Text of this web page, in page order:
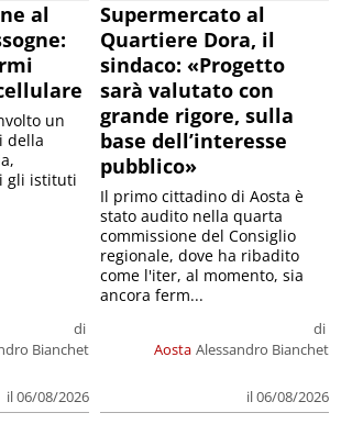
al
di
Bianchet
il 06/08/2026
un
della
gli istituti
Supermercato al
Quartiere Dora, il
sindaco: «Progetto
sarà valutato con
grande rigore, sulla
base dell’interesse
pubblico»
Aosta
di
Alessandro Bianchet
il 06/08/2026
Il primo cittadino di Aosta è
stato audito nella quarta
commissione del Consiglio
regionale, dove ha ribadito
come l'iter, al momento, sia
ancora ferm...